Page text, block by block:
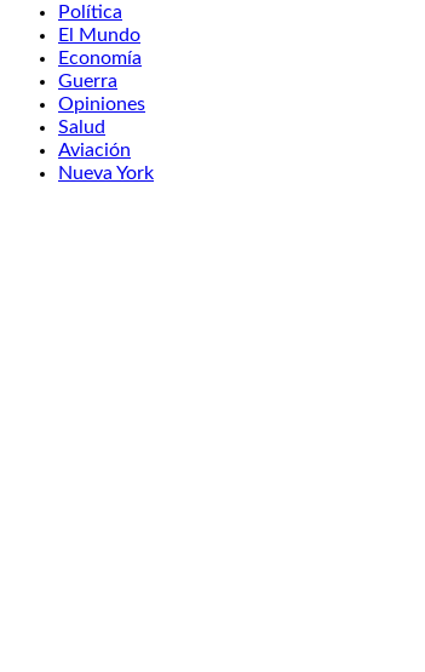
Política
El Mundo
Economía
Guerra
Opiniones
Salud
Aviación
Nueva York